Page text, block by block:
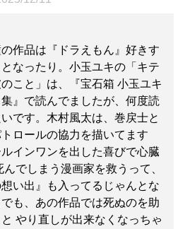
作品は『ドラえもん』好きす
なったり。小玉ユキの「キテ
こと」は、『宝石箱 小玉ユキ
』で読んでましたが、何度読
です。木村風太は、巻戻士と
ロールの協力を描いてます
インワンを出した喜びで心臓
んでしまう漫画家を救うって、
想い出』も入ってるじゃんとな
も、あの作品では死ぬのを助
やり直しが出来なくなっちゃ